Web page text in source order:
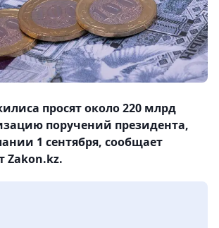
просят около 220 млрд
поручений президента,
1 сентября, сообщает
Zakon.kz.